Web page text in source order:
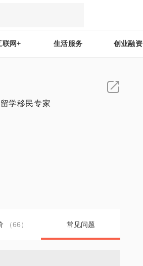
联网+ 生活服务 创业融资
学移民专家
（66） 常见问题